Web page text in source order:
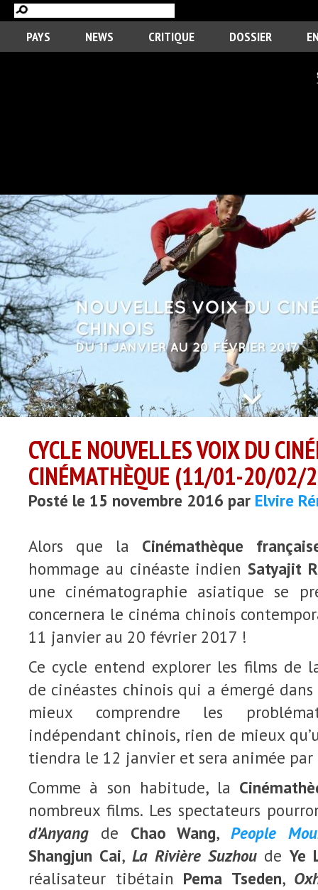
PAYS NEWS CRITIQUE DOSSIER
CYCLE NOUVELLES VOIX DU
CINÉMATHÈQUE (11/01-20/02/
Posté le 15 novembre 2016 par Elvire
Alors que la Cinémathèque
hommage au cinéaste indienSatyajit
une cinématographie asiatique se
concernera le cinéma chinois
11 janvier au 20 février 2017 !
Ce cycle entend explorer les films de
de cinéastes chinois qui a émergé
mieux comprendre les
indépendant chinois, rien de mieux
tiendra le 12 janvier et sera animée par
Comme à son habitude, la
nombreux films. Les spectateurs
d’Anyang de Chao Wang, People
Shangjun Cai, La Rivière Suzhou de Ye
réalisateur tibétain Pema Tseden,